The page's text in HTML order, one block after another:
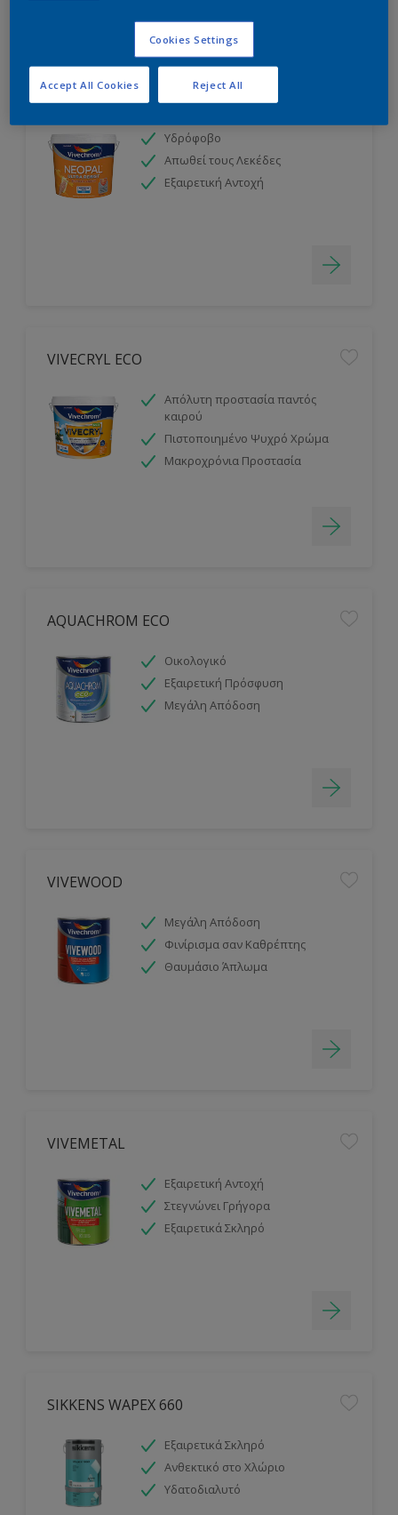
NEOPAL ULTRA RESIST
Υδρόφοβο
Απωθεί τους Λεκέδες
Εξαιρετική Αντοχή
VIVECRYL ECO
Απόλυτη προστασία παντός
καιρού
Πιστοποιημένο Ψυχρό Χρώμα
Μακροχρόνια Προστασία
AQUACHROM ECO
Οικολογικό
Εξαιρετική Πρόσφυση
Μεγάλη Απόδοση
VIVEWOOD
Μεγάλη Απόδοση
Φινίρισμα σαν Καθρέπτης
Θαυμάσιο Άπλωμα
VIVEMETAL
Εξαιρετική Αντοχή
Στεγνώνει Γρήγορα
Εξαιρετικά Σκληρό
SIKKENS WAPEX 660
Εξαιρετικά Σκληρό
Ανθεκτικό στο Χλώριο
Υδατοδιαλυτό
Cookies Settings
Reject All
Accept All Cookies